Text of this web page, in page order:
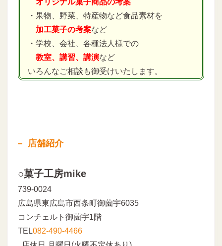
オリジナル菓子商品の考案
・果物、野菜、特産物など食品素材を
加工菓子の考案など
・学校、会社、各種法人様での
教室、講習、講演など
いろんなご相談も御受けいたします。
店舗紹介
○菓子工房mike
739-0024
広島県東広島市西条町御薗宇6035
コンチェルト御薗宇1階
TEL082-490-4466